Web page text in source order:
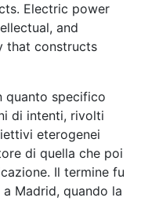
Electric power
and
that constructs
quanto specifico
di intenti, rivolti
eterogenei
di quella che poi
Il termine fu
Madrid, quando la